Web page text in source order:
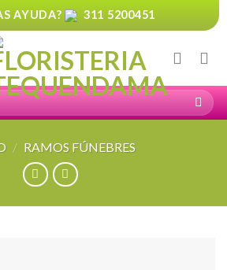
AYUDA? 311 5200451
/ RAMOS FÚNEBRES